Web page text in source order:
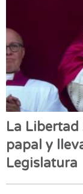
La Libertad
papal y
Legislatura